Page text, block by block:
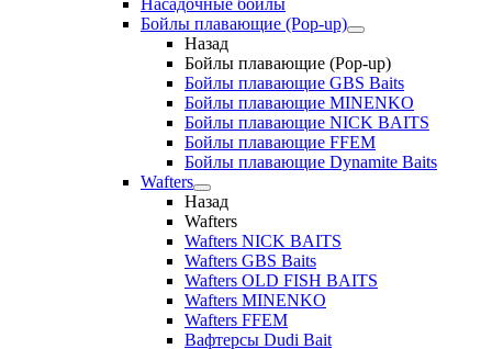
Насадочные бойлы
Бойлы плавающие (Pop-up)
Назад
Бойлы плавающие (Pop-up)
Бойлы плавающие GBS Baits
Бойлы плавающие MINENKO
Бойлы плавающие NICK BAITS
Бойлы плавающие FFEM
Бойлы плавающие Dynamite Baits
Wafters
Назад
Wafters
Wafters NICK BAITS
Wafters GBS Baits
Wafters OLD FISH BAITS
Wafters MINENKO
Wafters FFEM
Вафтерсы Dudi Bait